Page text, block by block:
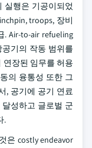
실행은 기공이되었
troops, 장비
. Air-to-air refueling
기의 작동 범위를
연장된 임무를 허용
의 융통성 또한 그
, 공기에 공기 연료
성하고 글로벌 군
.
은 costly endeavor